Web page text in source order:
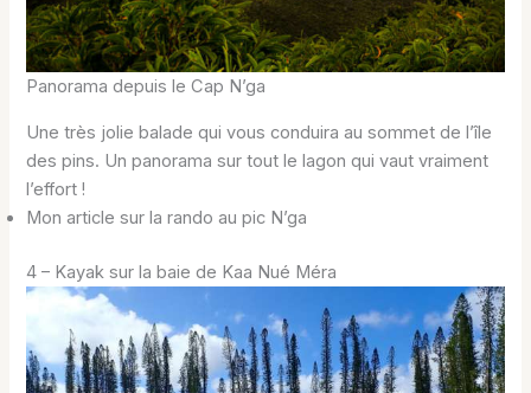
Panorama depuis le Cap N’ga
Une très jolie balade qui vous conduira au sommet de l’île
des pins. Un panorama sur tout le lagon qui vaut vraiment
l’effort !
Mon article sur la rando au pic N’ga
4 – Kayak sur la baie de Kaa Nué Méra